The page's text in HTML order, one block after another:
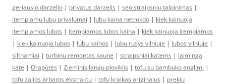
geriausio darzelio | privatus darzelis | seo straipsniu talpinimas |
itempiamu lubu privalumai | lubu kaina netrukdo | kiek kainuoja
itempiamos lubos | itempiamos lubos kaina | kiek kainuoja itempiamos
| kiek kainuoja lubos | lubu kainos | lubu rusys vilniuje | lubos vilniuje |
siltnamiai | turbinu remontas kaune | straipsniai katems | laiminga
kate | Orapūtės | Zieminis langu ploviklis | tofu su bambuko anglimi |
tofu zalios arbatos ekstraktu | tofu kraikas originalus | prekiu